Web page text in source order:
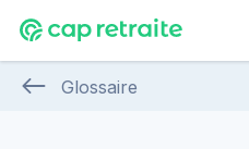
Glossaire